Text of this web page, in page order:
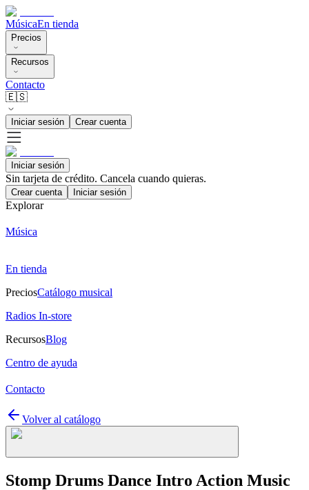
MúsicaEn tienda
Precios
Recursos
Contacto
🇪🇸
Iniciar sesión Crear cuenta
Iniciar sesión
Sin tarjeta de crédito. Cancela cuando quieras.
Crear cuenta Iniciar sesión
Explorar
Música
En tienda
PreciosCatálogo musical
Radios In-store
RecursosBlog
Centro de ayuda
Contacto
Volver al catálogo
Stomp Drums Dance Intro Action Music